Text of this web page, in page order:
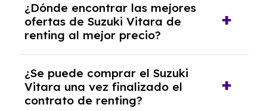
autónomos, justificante de ingresos y, en
algunos casos, un informe fiscal y un pago
inicial.
¿Dónde encontrar las mejores
ofertas de Suzuki Vitara de
renting al mejor precio?
mejores ofertas de vehículos de renting con
todos los gastos incluidos y sin pagar
entradas.
¿Se puede comprar el Suzuki
Vitara una vez finalizado el
contrato de renting?